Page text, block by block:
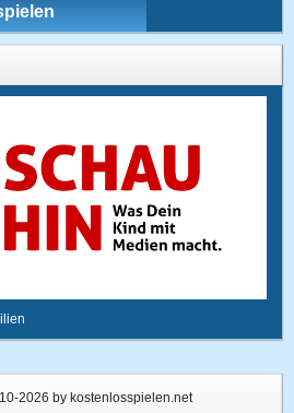
2026 by kostenlosspielen.net